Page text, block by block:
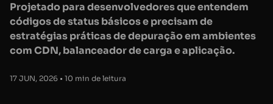
Projetado para desenvolvedores que entendem
códigos de status básicos e precisam de
estratégias práticas de depuração em ambientes
com CDN, balanceador de carga e aplicação.
17 JUN, 2026 • 10 min de leitura